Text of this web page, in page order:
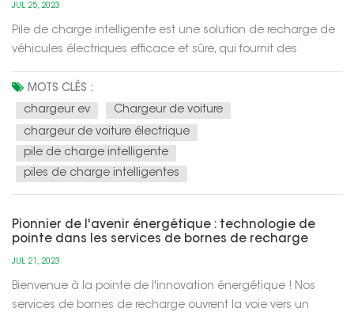
JUL 25, 2023
Pile de charge intelligente est une solution de recharge de
véhicules électriques efficace et sûre, qui fournit des
électriques, et peut optimiser l'expérience de recharge
grâce à une technologie intelligente pour améliorer
l'efficacité é...
MOTS CLÉS :
chargeur ev
Chargeur de voiture
chargeur de voiture électrique
pile de charge intelligente
piles de charge intelligentes
Pionnier de l'avenir énergétique : technologie de
pointe dans les services de bornes de recharge
JUL 21, 2023
Bienvenue à la pointe de l'innovation énergétique ! Nos
services de bornes de recharge ouvrent la voie vers un